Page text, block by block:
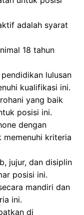
adalah syarat
18 tahun
lulusan
kualifikasi ini.
yang baik
posisi ini.
dengan
kriteria
jujur, dan disiplin
posisi ini.
mandiri dan
ini.
di